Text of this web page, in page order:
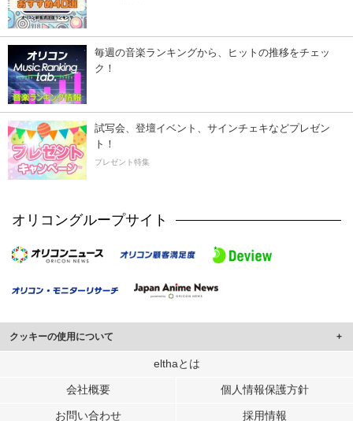
毎週の音楽ランキングから、ヒットの推移をチェッ
ク！
試写会、登壇イベント、サインチェキなどプレゼン
ト！
プレゼント特集
オリコングループサイト
クッキーの使用について
このサイトでは Cookie を使用して、ユーザーに合わせたコンテンツや広告の
行っています。
メディアや広告配信、データ解析の各パートナーに提供しています。
elthaとは
会社概要 個人情報保護方針
お問い合わせ 採用情報